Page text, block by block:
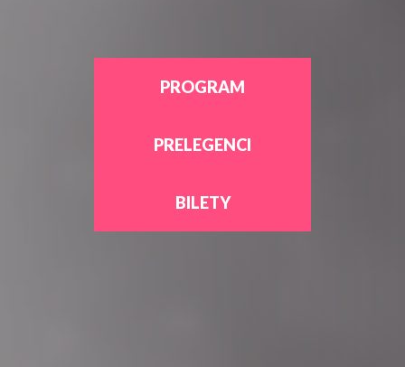
PROGRAM
PRELEGENCI
BILETY